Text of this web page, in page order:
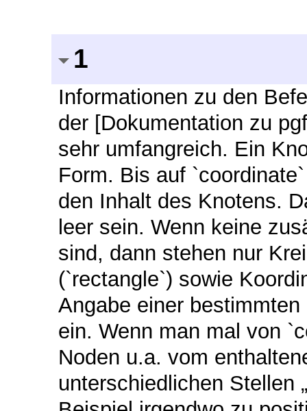
1
Informationen zu den
der [Dokumentation zu
sehr umfangreich. Ein
Form. Bis auf
den Inhalt des Knotens.
leer sein. Wenn keine
sind, dann stehen nur
(`rectangle`) sowie
Angabe einer
ein. Wenn man mal von
Noden u.a. vom
unterschiedlichen Stellen